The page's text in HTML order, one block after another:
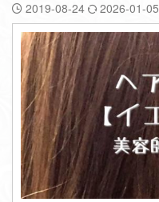
2019-08-24 2026-01-05